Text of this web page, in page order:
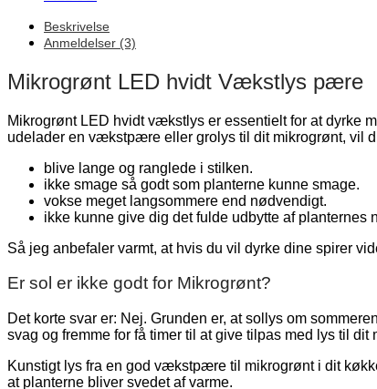
Beskrivelse
Anmeldelser (3)
Mikrogrønt LED hvidt Vækstlys pære
Mikrogrønt LED hvidt vækstlys er essentielt for at dyrke
udelader en vækstpære eller grolys til dit mikrogrønt, vil
blive lange og ranglede i stilken.
ikke smage så godt som planterne kunne smage.
vokse meget langsommere end nødvendigt.
ikke kunne give dig det fulde udbytte af planternes
Så jeg anbefaler varmt, at hvis du vil dyrke dine spirer
Er sol er ikke godt for Mikrogrønt?
Det korte svar er: Nej. Grunden er, at sollys om
svag og fremme for få timer til at give tilpas med lys til dit
Kunstigt lys fra en god vækstpære til mikrogrønt i dit
at planterne bliver svedet af varme.